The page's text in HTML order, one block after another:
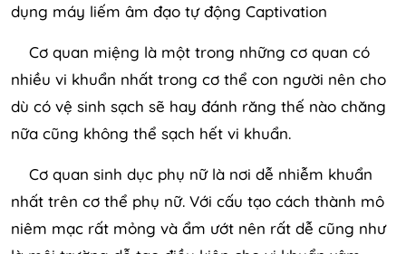
dụng máy liếm âm đạo tự động Captivation
Cơ quan miệng là một trong những cơ quan có
nhiều vi khuẩn nhất trong cơ thể con người nên cho
dù có vệ sinh sạch sẽ hay đánh răng thế nào chăng
nữa cũng không thể sạch hết vi khuẩn.
Cơ quan sinh dục phụ nữ là nơi dễ nhiễm khuẩn
nhất trên cơ thể phụ nữ. Với cấu tạo cách thành mô
niêm mạc rất mỏng và ẩm ướt nên rất dễ cũng như